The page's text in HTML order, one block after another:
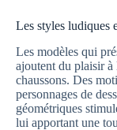
Les styles ludiques
Les modèles qui
ajoutent du plaisir à
chaussons. Des
personnages de
géométriques
lui apportant une